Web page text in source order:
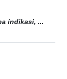
indikasi, ...